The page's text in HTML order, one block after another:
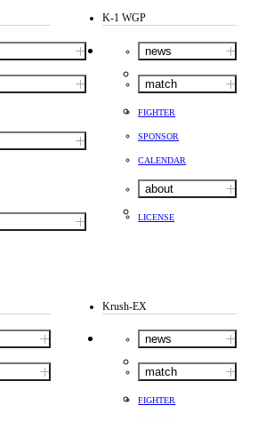
K-1 WGP
news
match
FIGHTER
SPONSOR
CALENDAR
about
LICENSE
Krush-EX
news
match
FIGHTER